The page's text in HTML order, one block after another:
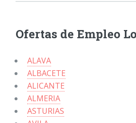
Ofertas de Empleo
ALAVA
ALBACETE
ALICANTE
ALMERIA
ASTURIAS